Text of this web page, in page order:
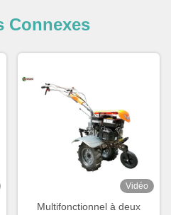
Connexes
Vidéo
Multifonctionnel à deux